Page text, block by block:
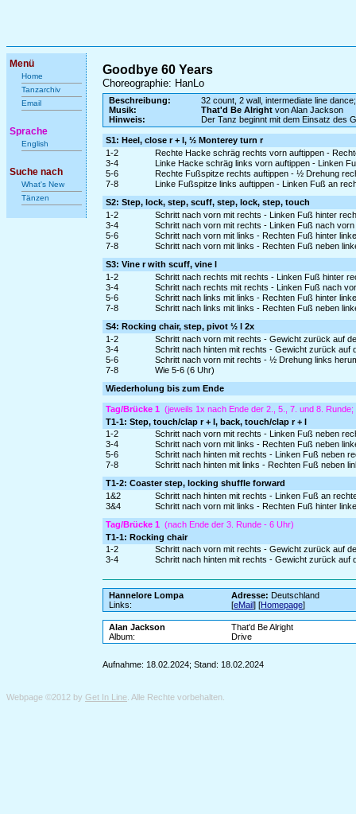
Menü
Home
Tanzarchiv
Email
Sprache
English
Suche nach
What's New
Tänzen
Goodbye 60 Years
Choreographie: HanLo
Beschreibung:
32 count, 2 wall, intermediate line
Musik:
That'd Be Alrightvon Alan Jackson
Hinweis:
Der Tanz beginnt mit dem Einsatz des
S1: Heel, close r + l, ½ Monterey turn r
1-2
Rechte Hacke schräg rechts vorn auftippen -
3-4
Linke Hacke schräg links vorn auftippen - Linken
5-6
Rechte Fußspitze rechts auftippen - ½ Drehung
7-8
Linke Fußspitze links auftippen - Linken Fuß an
S2: Step, lock, step, scuff, step, lock, step, touch
1-2
Schritt nach vorn mit rechts - Linken Fuß hinter
3-4
Schritt nach vorn mit rechts - Linken Fuß nach
5-6
Schritt nach vorn mit links - Rechten Fuß hinter
7-8
Schritt nach vorn mit links - Rechten Fuß neben
S3: Vine r with scuff, vine l
1-2
Schritt nach rechts mit rechts - Linken Fuß hinter
3-4
Schritt nach rechts mit rechts - Linken Fuß nach
5-6
Schritt nach links mit links - Rechten Fuß hinter
7-8
Schritt nach links mit links - Rechten Fuß neben
S4: Rocking chair, step, pivot ½ l 2x
1-2
Schritt nach vorn mit rechts - Gewicht zurück auf
3-4
Schritt nach hinten mit rechts - Gewicht zurück auf
5-6
Schritt nach vorn mit rechts - ½ Drehung links
7-8
Wie 5-6 (6 Uhr)
Wiederholung bis zum Ende
Tag/Brücke 1 (jeweils 1x nach Ende der 2., 5., 7. und 8.
T1-1: Step, touch/clap r + l, back, touch/clap r + l
1-2
Schritt nach vorn mit rechts - Linken Fuß neben
3-4
Schritt nach vorn mit links - Rechten Fuß neben
5-6
Schritt nach hinten mit rechts - Linken Fuß neben
7-8
Schritt nach hinten mit links - Rechten Fuß neben
T1-2: Coaster step, locking shuffle forward
1&2
Schritt nach hinten mit rechts - Linken Fuß an
3&4
Schritt nach vorn mit links - Rechten Fuß hinter
Tag/Brücke 1 (nach Ende der 3. Runde - 6 Uhr)
T1-1: Rocking chair
1-2
Schritt nach vorn mit rechts - Gewicht zurück auf
3-4
Schritt nach hinten mit rechts - Gewicht zurück auf
Hannelore Lompa Adresse: Deutschland
Links:
[eMail] [Homepage]
Alan Jackson
That'd Be Alright
Album:
Drive
Aufnahme: 18.02.2024; Stand: 18.02.2024
Webpage ©2012 by Get In Line . Alle Rechte vorbehalten.